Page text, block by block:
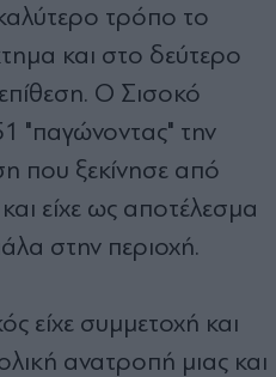
τρόπο το
και στο δεύτερο
Ο Σισοκό
"παγώνοντας" την
που ξεκίνησε από
είχε ως αποτέλεσμα
στην περιοχή.
είχε συμμετοχή και
ανατροπή μιας και